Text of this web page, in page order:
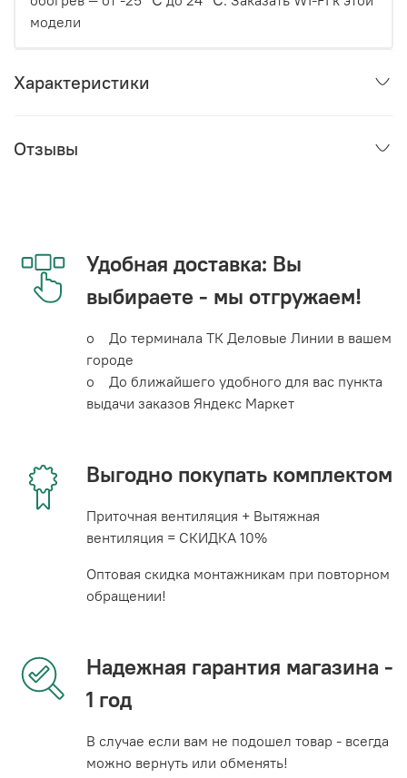
модели
Характеристики
Отзывы
Удобная доставка: Вы
выбираете - мы отгружаем!
o До терминала ТК Деловые Линии в вашем
городе
o До ближайшего удобного для вас пункта
выдачи заказов Яндекс Маркет
Выгодно покупать комплектом
Приточная вентиляция + Вытяжная
вентиляция = СКИДКА 10%
Оптовая скидка монтажникам при повторном
обращении!
Надежная гарантия магазина -
1 год
В случае если вам не подошел товар - всегда
можно вернуть или обменять!